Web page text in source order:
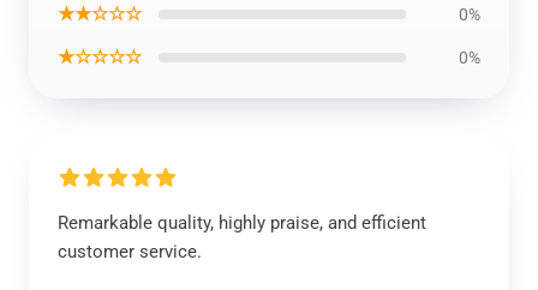
★★☆☆☆ 0%
★☆☆☆☆ 0%
Remarkable quality, highly praise, and efficient
customer service.